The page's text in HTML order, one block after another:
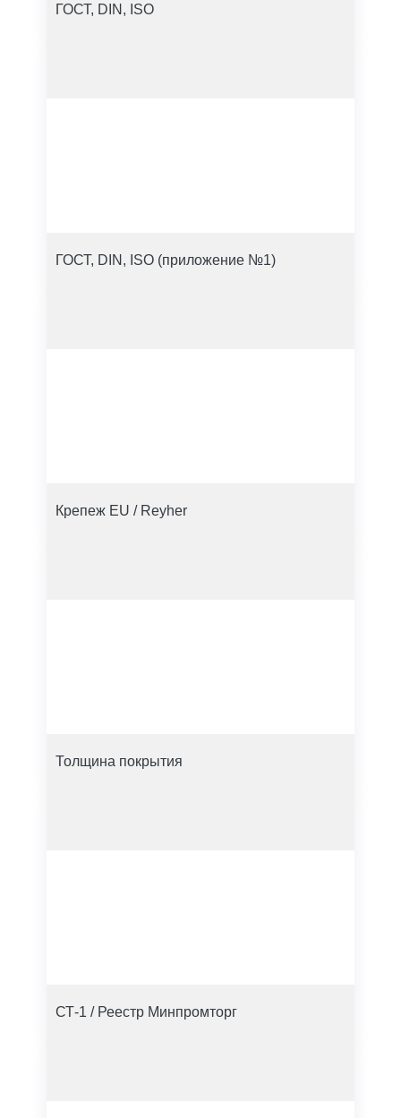
ГОСТ, DIN, ISO
ГОСТ, DIN, ISO (приложение №1)
Крепеж EU / Reyher
Толщина покрытия
СТ-1 / Реестр Минпромторг